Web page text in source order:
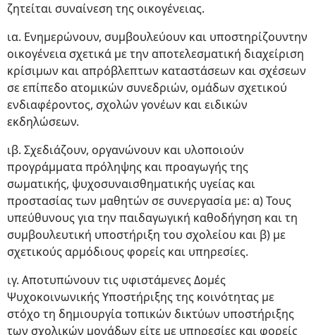
ζητείται συναίνεση της οικογένειας.
ια. Ενημερώνουν, συμβουλεύουν και υποστηρίζουντην
οικογένεια σχετικά με την αποτελεσματική διαχείριση
κρίσιμων και απρόβλεπτων καταστάσεων και σχέσεων
σε επίπεδο ατομικών συνεδριών, ομάδων σχετικού
ενδιαφέροντος, σχολών γονέων και ειδικών
εκδηλώσεων.
ιβ. Σχεδιάζουν, οργανώνουν και υλοποιούν
προγράμματα πρόληψης και προαγωγής της
σωματικής, ψυχοσυναισθηματικής υγείας και
προστασίας των μαθητών σε συνεργασία με: α) Τους
υπεύθυνους για την παιδαγωγική καθοδήγηση και τη
συμβουλευτική υποστήριξη του σχολείου και β) με
σχετικούς αρμόδιους φορείς και υπηρεσίες.
ιγ. Αποτυπώνουν τις υφιστάμενες Δομές
Ψυχοκοινωνικής Υποστήριξης της κοινότητας με
στόχο τη δημιουργία τοπικών δικτύων υποστήριξης
των σχολικών μονάδων είτε με υπηρεσίες και φορείς